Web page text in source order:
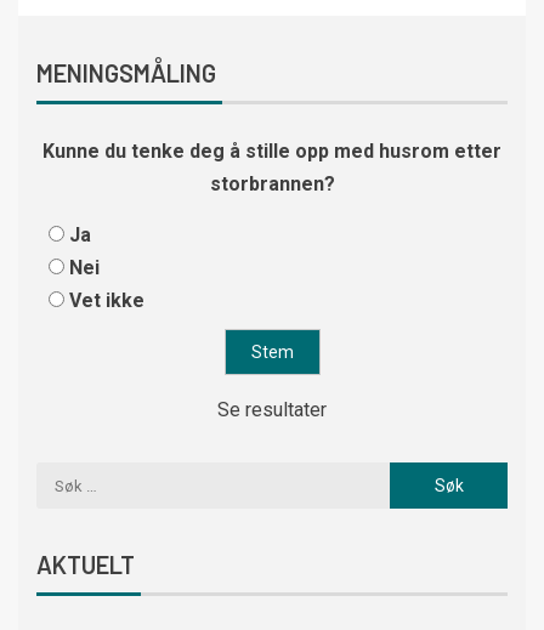
MENINGSMÅLING
Kunne du tenke deg å stille opp med husrom etter
storbrannen?
Ja
Nei
Vet ikke
Se resultater
AKTUELT